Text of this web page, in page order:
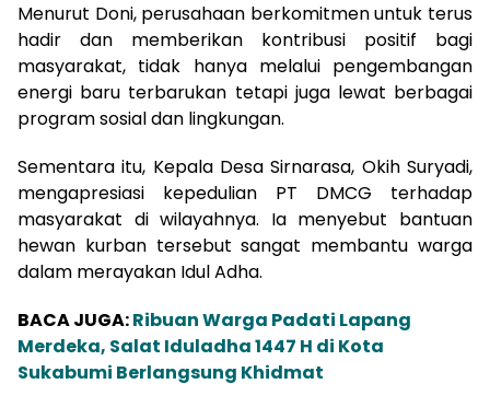
Menurut Doni, perusahaan berkomitmen untuk terus
hadir dan memberikan kontribusi positif bagi
masyarakat, tidak hanya melalui pengembangan
energi baru terbarukan tetapi juga lewat berbagai
program sosial dan lingkungan.
Sementara itu, Kepala Desa Sirnarasa, Okih Suryadi,
mengapresiasi kepedulian PT DMCG terhadap
masyarakat di wilayahnya. Ia menyebut bantuan
hewan kurban tersebut sangat membantu warga
dalam merayakan Idul Adha.
BACA JUGA:Ribuan Warga Padati Lapang
Merdeka, Salat Iduladha 1447 H di Kota
Sukabumi Berlangsung Khidmat